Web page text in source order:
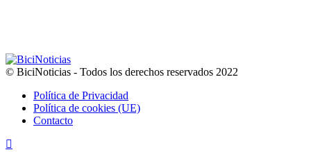
© BiciNoticias - Todos los derechos reservados 2022
Política de Privacidad
Política de cookies (UE)
Contacto